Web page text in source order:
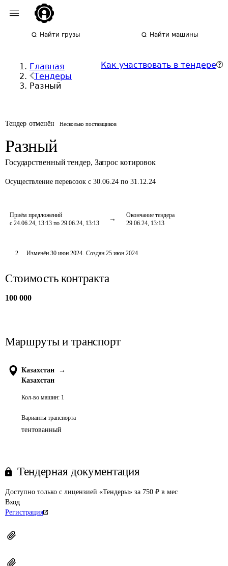
Найти грузы Найти машины
Главная
Тендеры
Разный
Как участвовать в тендере
Тендер отменён Несколько поставщиков
Разный
Государственный тендер, Запрос котировок
Осуществление перевозок с 30.06.24 по 31.12.24
Приём предложений
с 24.06.24, 13:13 по 29.06.24, 13:13
Окончание тендера
29.06.24, 13:13
2 Изменён 30 июн 2024. Создан 25 июн 2024
Стоимость контракта
100 000
Маршруты и транспорт
Казахстан
→
Казахстан
Кол-во машин: 1
Варианты транспорта
тентованный
Тендерная документация
Доступно только с лицензией «Тендеры» за 750 ₽ в мес
Вход
Регистрация